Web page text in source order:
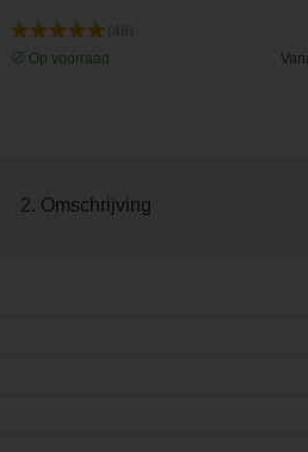
Op voorraad
2. Omschrijving